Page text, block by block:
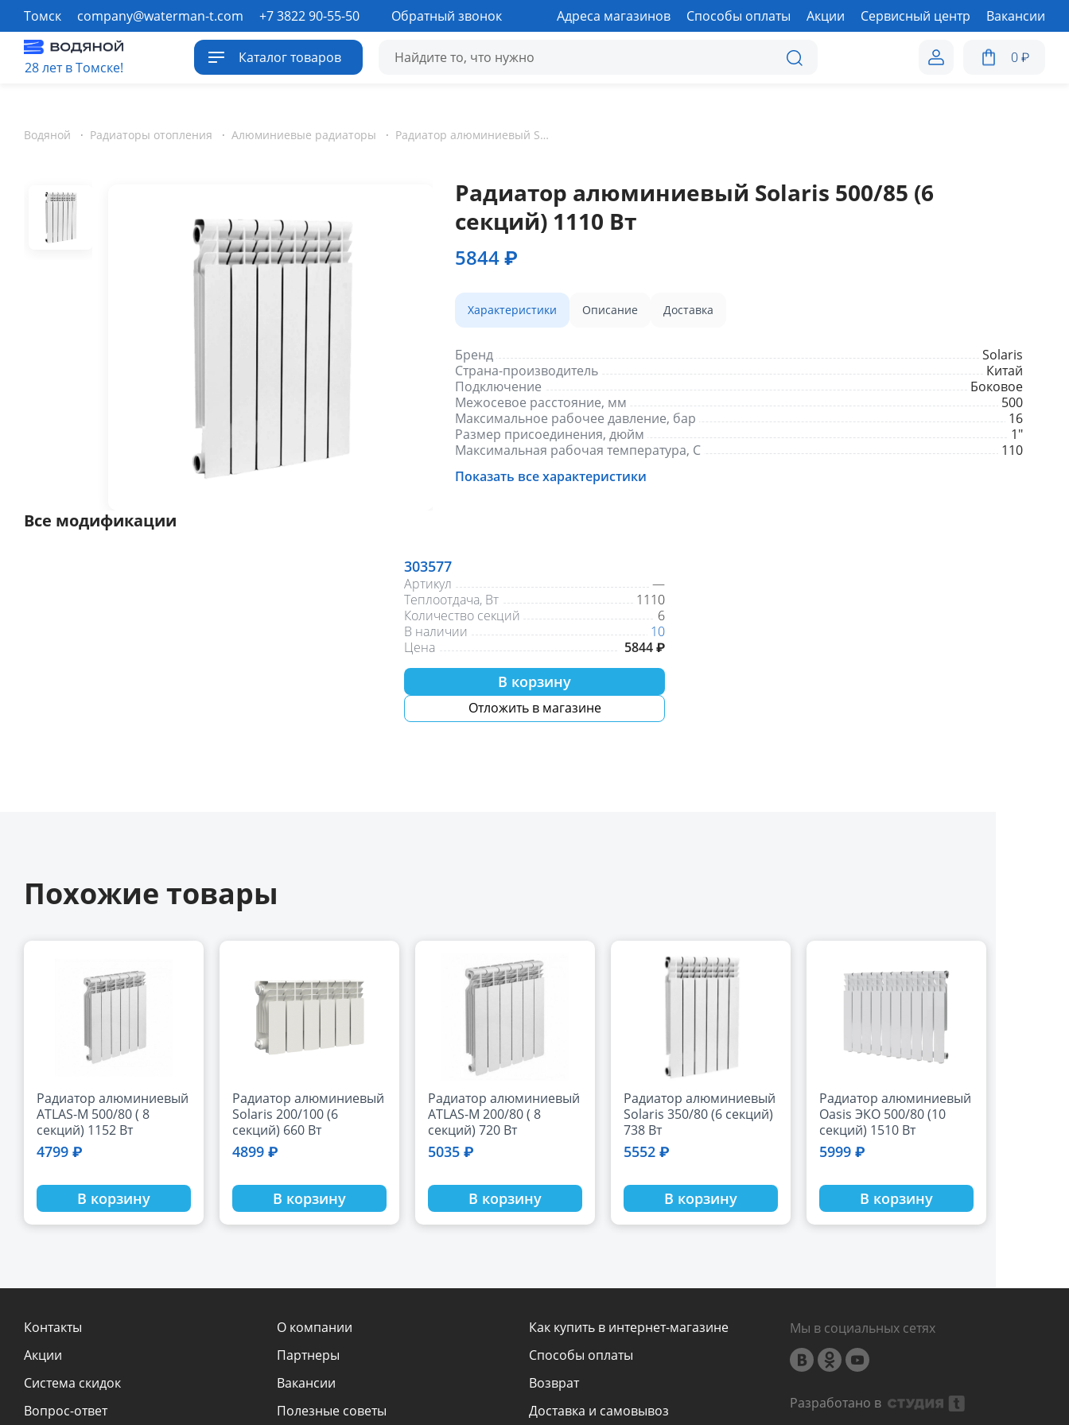
Томск company@waterman-t.com +7 3822 90-55-50 Обратный звонок Адреса магазинов Способы оплаты Акции Сервисный центр Вакансии
28 лет в Томске!
Каталог товаров 0₽
Водяной · Радиаторы отопления · Алюминиевые радиаторы · Радиатор алюминиевый Solaris 500/85 (6 секций) 1110 Вт
Радиатор алюминиевый Solaris 500/85 (6
секций) 1110 Вт
5844 ₽
Характеристики Описание Доставка
Бренд
Solaris
Страна-производитель
Китай
Подключение
Боковое
Межосевое расстояние, мм
500
Максимальное рабочее давление, бар
16
Размер присоединения, дюйм
1"
Максимальная рабочая температура, С
110
Показать все характеристики
Все модификации
303577
Артикул
—
Теплоотдача, Вт
1110
Количество секций
6
В наличии
10
Цена
5844 ₽
В корзину
Отложить в магазине
Похожие товары
Радиатор алюминиевый
ATLAS-M 500/80 ( 8
секций) 1152 Вт
4799 ₽
В корзину
Радиатор алюминиевый
Solaris 200/100 (6
секций) 660 Вт
4899 ₽
В корзину
Радиатор алюминиевый
ATLAS-M 200/80 ( 8
секций) 720 Вт
5035 ₽
В корзину
Радиатор алюминиевый
Solaris 350/80 (6 секций)
738 Вт
5552 ₽
В корзину
Радиатор алюминиевый
Oasis ЭКО 500/80 (10
секций) 1510 Вт
5999 ₽
В корзину
Контакты
Акции
Система скидок
Вопрос-ответ
О компании
Партнеры
Вакансии
Полезные советы
Как купить в интернет-магазине
Способы оплаты
Возврат
Доставка и самовывоз
Мы в социальных сетях
Разработано в